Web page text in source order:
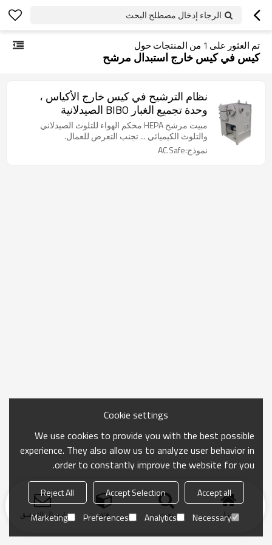
الرجاء إدخال مصطلح البحث
تم العثور على 1 من المنتجات حول
كيس في كيس خارج استبدال مرشح
نظام الترشيح في كيس خارج الأكياس ،
وحدة تجميع الغبار BIBO الصيدلانية
مبيت مرشح HEPA محكم الهواء للتلوث الصيدلاني
والتلوث الكيميائي ... تجنب التعرض للعمال.
نموذج:AC.Safe
منزل بحث فئة ارسال التحقيق
Cookie settings
We use cookies to provide you with the best possible
experience. They also allow us to analyze user behavior in
order to constantly improve the website for you.
Accept all
Accept Selection
Reject All
Necessary
Analytics
Preferences
Marketing